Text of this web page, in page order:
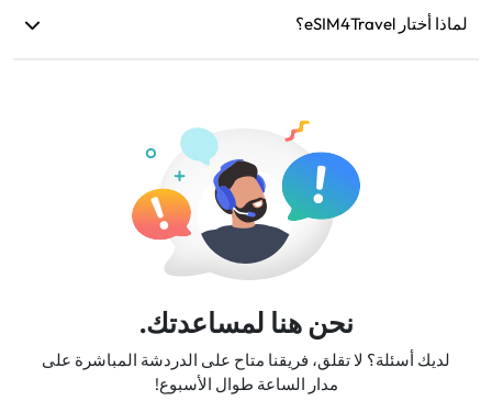
مشكلات تقنية، يمكنك طلب استرداد الأموال. سيتم إعادة الأموال
لماذا أختار eSIM4Travel؟
نحن هنا لمساعدتك.
لديك أسئلة؟ لا تقلق، فريقنا متاح على الدردشة المباشرة على
مدار الساعة طوال الأسبوع!